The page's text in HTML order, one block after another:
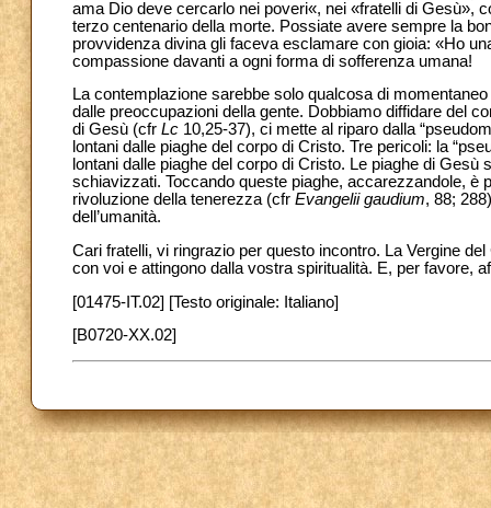
ama Dio deve cercarlo nei poveri«, nei «fratelli di Gesù»,
terzo centenario della morte. Possiate avere sempre la
provvidenza divina gli faceva esclamare con gioia: «Ho
compassione davanti a ogni forma di sofferenza umana!
La contemplazione sarebbe solo qualcosa di
dalle preoccupazioni della gente. Dobbiamo diffidare del
di Gesù (cfr Lc 10,25-37), ci mette al riparo dalla
lontani dalle piaghe del corpo di Cristo. Tre pericoli: la
lontani dalle piaghe del corpo di Cristo. Le piaghe di Gesù
schiavizzati. Toccando queste piaghe, accarezzandole, è
rivoluzione della tenerezza (cfr Evangelii gaudium, 88;
dell’umanità.
Cari fratelli, vi ringrazio per questo incontro. La Vergine
con voi e attingono dalla vostra spiritualità. E, per favore,
[01475-IT.02] [Testo originale: Italiano]
[B0720-XX.02]